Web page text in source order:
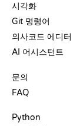
시각화
Git 명령어
의사코드 에디터
AI 어시스턴트
문의
FAQ
Python